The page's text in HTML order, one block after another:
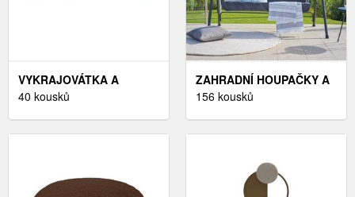
VYKRAJOVÁTKA A
FORMIČKY
40 kousků
ZAHRADNÍ HOUPAČKY A
SÍTĚ
156 kousků